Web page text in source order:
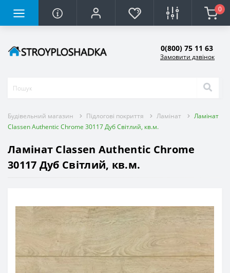
0
0(800) 75 11 63
Замовити дзвінок
Будівельний магазин Підлогові покриття Ламінат
Ламінат
Classen Authentic Chrome 30117 Дуб Світлий, кв.м.
Ламінат Classen Authentic Chrome
30117 Дуб Світлий, кв.м.